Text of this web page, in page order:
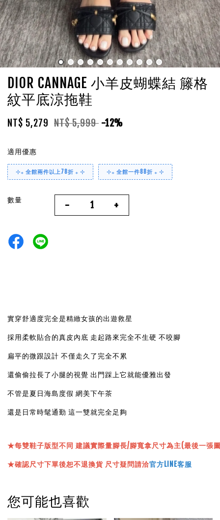
DIOR CANNAGE 小羊皮蝴蝶結 籐格
紋平底涼拖鞋
NT$ 5,279 NT$ 5,999 -12%
適用優惠
⊹₊ 全館兩件以上78折 ₊ ⊹ ⊹₊ 全館一件88折 ₊ ⊹
數量 - +
實穿舒適度完全是精緻女孩的出遊救星
採用柔軟貼合的真皮內底 走起路來完全不生硬 不咬腳
扁平的微跟設計 不僅走久了完全不累
還偷偷拉長了小腿的視覺 出門踩上它就能優雅出發
不管是夏日海島度假 網美下午茶
還是日常時髦通勤 這一雙就完全足夠
★每雙鞋子版型不同 建議實際量腳長/腳寬拿尺寸為主(最後一張
★確認尺寸下單後恕不退換貨 尺寸疑問請洽官方LINE客服
您可能也喜歡